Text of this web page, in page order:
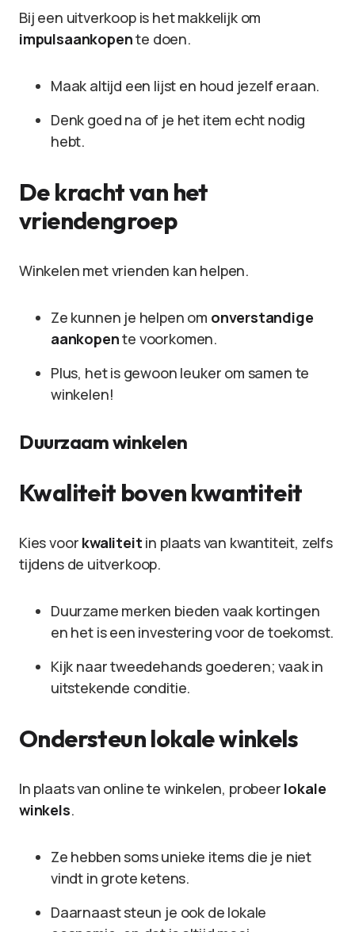
Bij een uitverkoop is het makkelijk om
impulsaankopente doen.
Maak altijd een lijst en houd jezelf eraan.
Denk goed na of je het item echt nodig
hebt.
De kracht van het
vriendengroep
Winkelen met vrienden kan helpen.
Ze kunnen je helpen om onverstandige
aankopente voorkomen.
Plus, het is gewoon leuker om samen te
winkelen!
Duurzaam winkelen
Kwaliteit boven kwantiteit
Kies voor kwaliteit in plaats van kwantiteit, zelfs
tijdens de uitverkoop.
Duurzame merken bieden vaak kortingen
en het is een investering voor de toekomst.
Kijk naar tweedehands goederen; vaak in
uitstekende conditie.
Ondersteun lokale winkels
In plaats van online te winkelen, probeer lokale
winkels.
Ze hebben soms unieke items die je niet
vindt in grote ketens.
Daarnaast steun je ook de lokale